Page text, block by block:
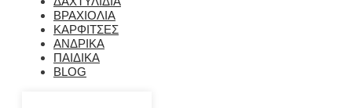
ΒΡΑΧΙΟΛΙΑ
ΚΑΡΦΙΤΣΕΣ
ΑΝΔΡΙΚΑ
ΠΑΙΔΙΚΑ
BLOG